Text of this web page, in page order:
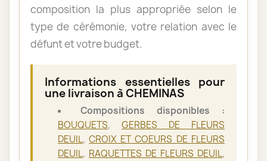
composition la plus appropriée selon le
type de cérémonie, votre relation avec le
défunt et votre budget.
Informations essentielles pour
une livraison à CHEMINAS
Compositions disponibles :
BOUQUETS, GERBES DE FLEURS
DEUIL,CROIX ET COEURS DE FLEURS
DEUIL, RAQUETTES DE FLEURS DEUIL,